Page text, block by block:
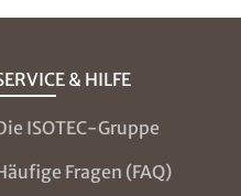
& HILFE
ISOTEC-Gruppe
Fragen (FAQ)